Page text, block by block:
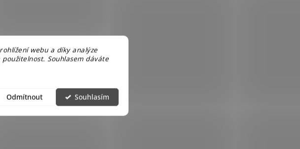
webu a díky analýze
Souhlasem dáváte
Odmítnout Souhlasím